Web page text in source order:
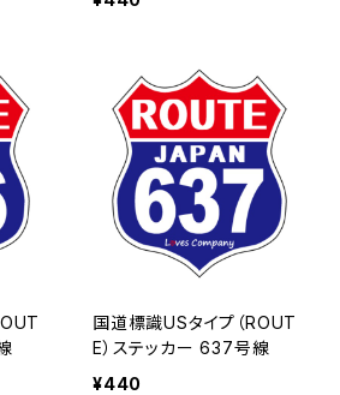
国道標識USタイプ（ROUT
E）ステッカー 637号線
¥440